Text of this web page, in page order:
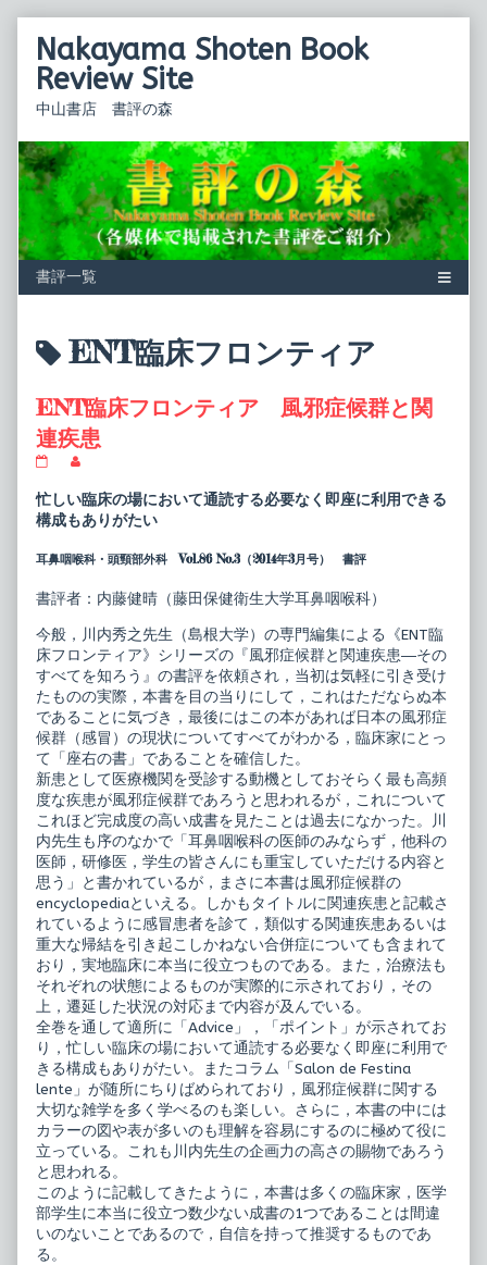
contentNakayama Shoten Book
Review Site
中山書店 書評の森
Posts
tagged
ENT臨床フロンティア
ENT臨床フロンティア 風邪症候群と関
連疾患
ENT
床
フ
ロ
テ
ア
風
症
候
群
と
関
連
疾
患
published
on
posts
by
the
of
床
フ
ロ
ン
テ
ィ
ア
風
邪
症
候
群
と
関
連
疾
患,
忙しい臨床の場において通読する必要なく即座に利用できる
構成もありがたい
耳鼻咽喉科・頭頸部外科 Vol.86 No.3（2014年3月号） 書評
書評者：内藤健晴（藤田保健衛生大学耳鼻咽喉科）
今般，川内秀之先生（島根大学）の専門編集による《ENT臨
床フロンティア》シリーズの『風邪症候群と関連疾患―その
すべてを知ろう』の書評を依頼され，当初は気軽に引き受け
たものの実際，本書を目の当りにして，これはただならぬ本
であることに気づき，最後にはこの本があれば日本の風邪症
候群（感冒）の現状についてすべてがわかる，臨床家にとっ
て「座右の書」であることを確信した。
新患として医療機関を受診する動機としておそらく最も高頻
度な疾患が風邪症候群であろうと思われるが，これについて
これほど完成度の高い成書を見たことは過去になかった。川
内先生も序のなかで「耳鼻咽喉科の医師のみならず，他科の
医師，研修医，学生の皆さんにも重宝していただける内容と
思う」と書かれているが，まさに本書は風邪症候群の
encyclopediaといえる。しかもタイトルに関連疾患と記載さ
れているように感冒患者を診て，類似する関連疾患あるいは
重大な帰結を引き起こしかねない合併症についても含まれて
おり，実地臨床に本当に役立つものである。また，治療法も
それぞれの状態によるものが実際的に示されており，その
上，遷延した状況の対応まで内容が及んでいる。
全巻を通して適所に「Advice」，「ポイント」が示されてお
り，忙しい臨床の場において通読する必要なく即座に利用で
きる構成もありがたい。またコラム「Salon de Festina
lente」が随所にちりばめられており，風邪症候群に関する
大切な雑学を多く学べるのも楽しい。さらに，本書の中には
カラーの図や表が多いのも理解を容易にするのに極めて役に
立っている。これも川内先生の企画力の高さの賜物であろう
と思われる。
このように記載してきたように，本書は多くの臨床家，医学
部学生に本当に役立つ数少ない成書の1つであることは間違
いのないことであるので，自信を持って推奨するものであ
る。